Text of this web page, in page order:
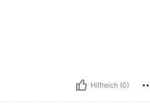
Hilfreich (0)